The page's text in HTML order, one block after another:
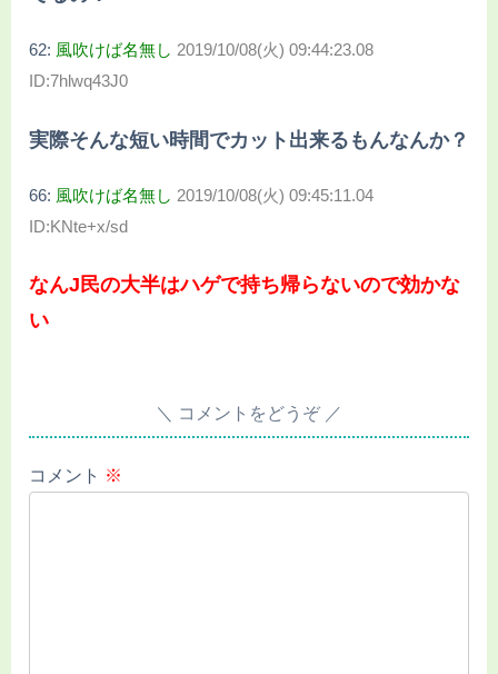
62: 風吹けば名無し 2019/10/08(火) 09:44:23.08
ID:7hlwq43J0
実際そんな短い時間でカット出来るもんなんか？
66: 風吹けば名無し 2019/10/08(火) 09:45:11.04
ID:KNte+x/sd
なんJ民の大半はハゲで持ち帰らないので効かな
い
コメントをどうぞ
コメント ※